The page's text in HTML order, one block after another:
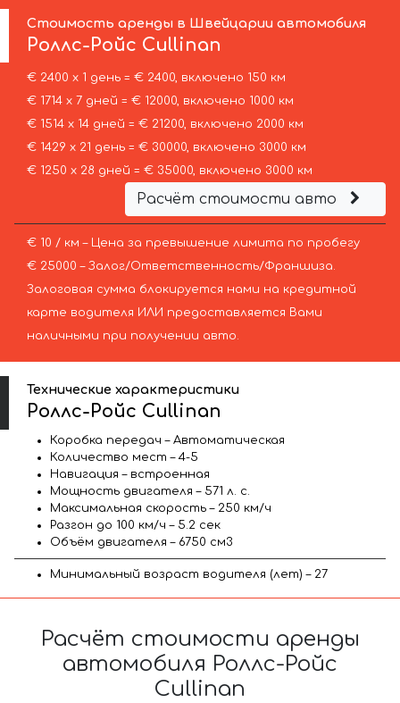
Стоимость аренды в Швейцарии автомобиля
Роллс-Ройс Cullinan
€ 2400 х 1 день = € 2400, включено 150 км
€ 1714 х 7 дней = € 12000, включено 1000 км
€ 1514 х 14 дней = € 21200, включено 2000 км
€ 1429 х 21 день = € 30000, включено 3000 км
€ 1250 х 28 дней = € 35000, включено 3000 км
Расчёт стоимости авто
€ 10 / км – Цена за превышение лимита по пробегу
€ 25000 – Залог/Ответственность/Франшиза.
Залоговая сумма блокируется нами на кредитной
карте водителя ИЛИ предоставляется Вами
наличными при получении авто.
Технические характеристики
Роллс-Ройс Cullinan
Коробка передач – Автоматическая
Количество мест – 4-5
Навигация – встроенная
Мощность двигателя – 571 л. с.
Максимальная скорость – 250 км/ч
Разгон до 100 км/ч – 5.2 сек
Объём двигателя – 6750 см3
Минимальный возраст водителя (лет) – 27
Расчёт стоимости аренды
автомобиля Роллс-Ройс
Cullinan